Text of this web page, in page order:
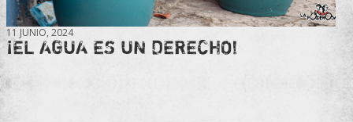
11 JUNIO, 2024
¡EL AGUA ES UN DERECHO!